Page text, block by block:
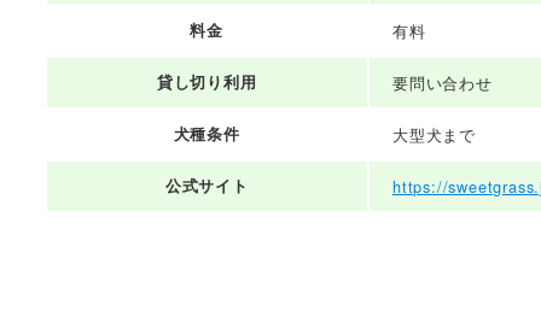
料金 有料
貸し切り利用 要問い合わせ
犬種条件 大型犬まで
公式サイト https://